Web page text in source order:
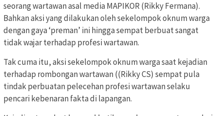
seorang wartawan asal media MAPIKOR (Rikky Fermana).
Bahkan aksi yang dilakukan oleh sekelompok oknum warga
dengan gaya ‘preman’ ini hingga sempat berbuat sangat
tidak wajar terhadap profesi wartawan.
Tak cuma itu, aksi sekelompok oknum warga saat kejadian
terhadap rombongan wartawan ((Rikky CS) sempat pula
tindak perbuatan pelecehan profesi wartawan selaku
pencari kebenaran fakta di lapangan.